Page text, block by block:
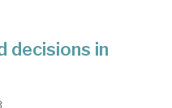
decisions in